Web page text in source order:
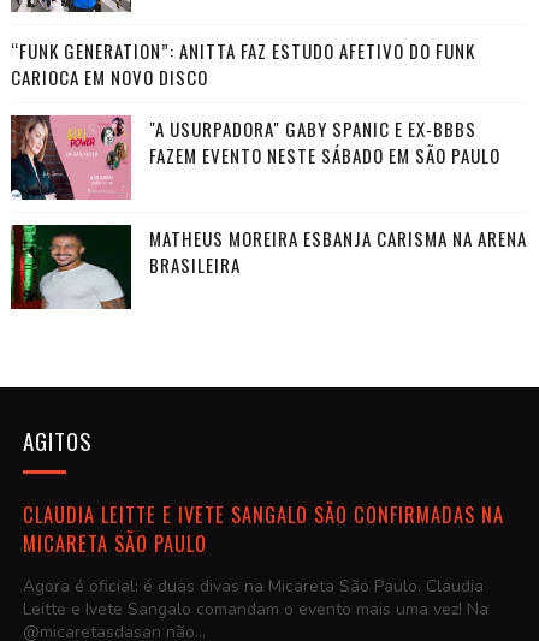
“FUNK GENERATION”: ANITTA FAZ ESTUDO AFETIVO DO FUNK
CARIOCA EM NOVO DISCO
"A USURPADORA" GABY SPANIC E EX-BBBS
FAZEM EVENTO NESTE SÁBADO EM SÃO PAULO
MATHEUS MOREIRA ESBANJA CARISMA NA ARENA
BRASILEIRA
AGITOS
CLAUDIA LEITTE E IVETE SANGALO SÃO CONFIRMADAS NA
MICARETA SÃO PAULO
Agora é oficial: é duas divas na Micareta São Paulo. Claudia
Leitte e Ivete Sangalo comandam o evento mais uma vez! Na
@micaretasdasan não...